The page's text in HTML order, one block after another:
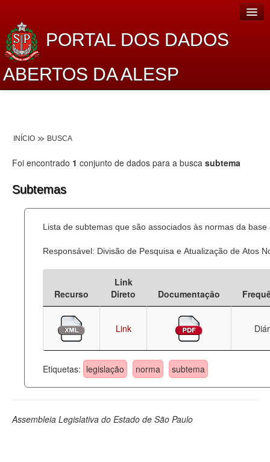
PORTAL DOS DADOS
ABERTOS DA ALESP
Lei de Acesso à Informação
Dados Governamentais Abertos
Processo Legislativo
Deputados Estaduais
Administração
Legislação
Perguntas frequentes
INÍCIO BUSCA
Foi encontrado 1 conjunto de dados para a busca subtema
Subtemas
Lista de subtemas que são associados às normas da
Responsável: Divisão de Pesquisa e Atualização de Atos
Recurso
Link
Direto
Documentação
Link
Etiquetas: legislação norma subtema
Assembleia Legislativa do Estado de São Paulo